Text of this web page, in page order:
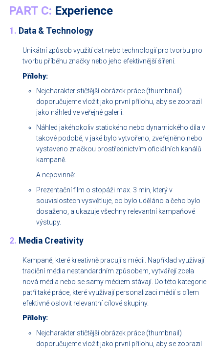
PART C: Experience
1. Data & Technology
Unikátní způsob využití dat nebo technologií pro tvorbu pro
tvorbu příběhu značky nebo jeho efektivnější šíření.
Přílohy:
Nejcharakterističtější obrázek práce (thumbnail)
doporučujeme vložit jako první přílohu, aby se zobrazil
jako náhled ve veřejné galerii.
Náhled jakéhokoliv statického nebo dynamického díla v
takové podobě, v jaké bylo vytvořeno, zveřejněno nebo
vystaveno značkou prostřednictvím oficiálních kanálů
kampaně.
A nepovinně:
Prezentační film o stopáži max. 3 min, který v
souvislostech vysvětluje, co bylo uděláno a čeho bylo
dosaženo, a ukazuje všechny relevantní kampaňové
výstupy.
2. Media Creativity
Kampaně, které kreativně pracují s médii. Například využívají
tradiční média nestandardním způsobem, vytvářejí zcela
nová média nebo se samy médiem stávají. Do této kategorie
patří také práce, které využívají personalizaci médií s cílem
efektivně oslovit relevantní cílové skupiny.
Přílohy:
Nejcharakterističtější obrázek práce (thumbnail)
doporučujeme vložit jako první přílohu, aby se zobrazil